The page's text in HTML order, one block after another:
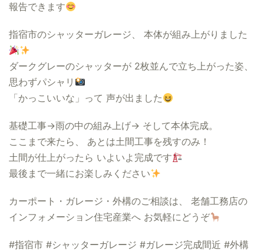
報告できます
指宿市のシャッターガレージ、 本体が組み上がりました
ダークグレーのシャッターが 2枚並んで立ち上がった姿、
思わずパシャリ
「かっこいいな」って 声が出ました
基礎工事→雨の中の組み上げ→ そして本体完成。
ここまで来たら、 あとは土間工事を残すのみ！
土間が仕上がったら いよいよ完成です
最後まで一緒にお楽しみください
カーポート・ガレージ・外構のご相談は、 老舗工務店の
インフォメーション住宅産業へ お気軽にどうぞ
#指宿市 #シャッターガレージ #ガレージ完成間近 #外構